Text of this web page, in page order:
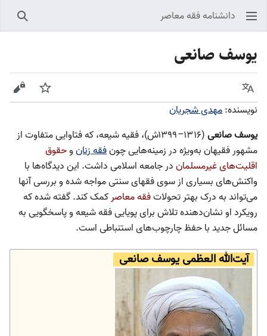
دانشنامه فقه معاصر
یوسف صانعی
زبان پیگیری
نویسنده:مهدی شجریان
یوسف صانعی
(۱۳۱۶–۱۳۹۹ش)، فقیه شیعه، که فتاوایی متفاوت از
مشهور فقیهان به‌ویژه در زمینه‌هایی چونفقه زنانوحقوق
اقلیت‌های غیرمسلماندر جامعه اسلامی داشت. این دیدگاه‌ها با
واکنش‌های بسیاری از سوی فقهای سنتی مواجه شده و بررسی آنها
می‌تواند به درک بهتر تحولاتفقه معاصرکمک کند. گفته شده که
رویکرد او نشان‌دهنده تلاش برای پویایی فقه شیعه و پاسخگویی به
مسائل جدید با حفظ چارچوب‌های استنباطی است.
آیت‌الله العظمی یوسف صانعی